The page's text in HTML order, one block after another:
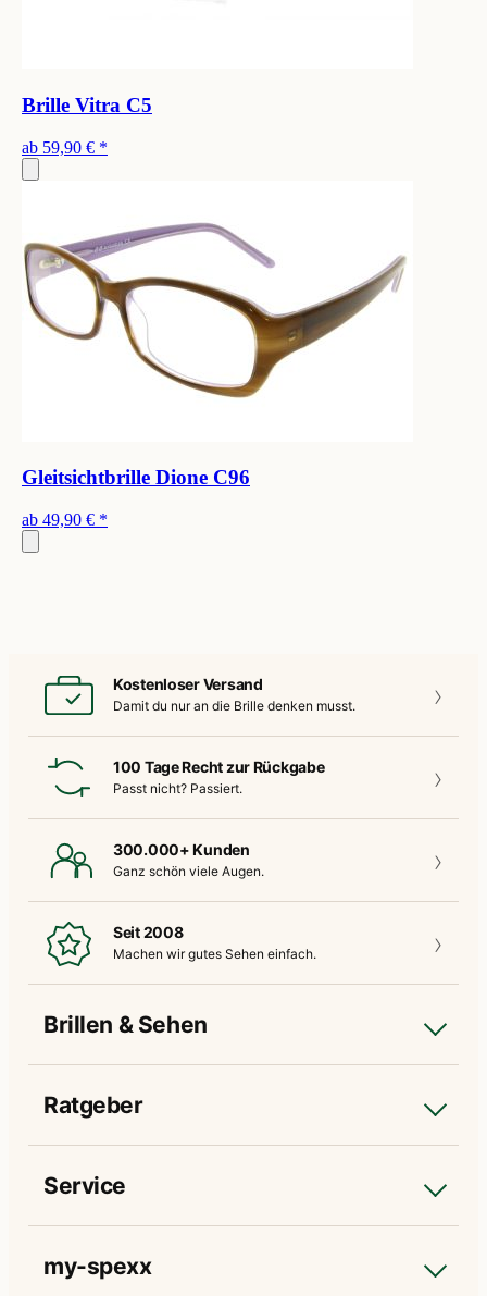
Brille Vitra C5
ab 59,90 € *
Gleitsichtbrille Dione C96
ab 49,90 € *
Kostenloser Versand
Damit du nur an die Brille denken musst.
100 Tage Recht zur Rückgabe
Passt nicht? Passiert.
300.000+ Kunden
Ganz schön viele Augen.
Seit 2008
Machen wir gutes Sehen einfach.
Brillen & Sehen
Ratgeber
Service
my-spexx